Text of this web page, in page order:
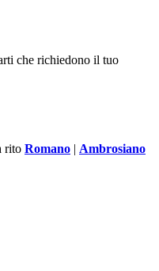
che richiedono il tuo
rito Romano | Ambrosiano